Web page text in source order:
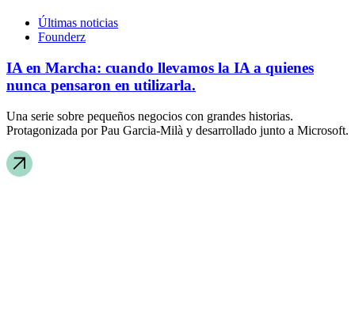
Últimas noticias
Founderz
IA en Marcha: cuando llevamos la IA a quienes
nunca pensaron en utilizarla.
Una serie sobre pequeños negocios con grandes historias.
Protagonizada por Pau Garcia-Milà y desarrollado junto a Microsoft.